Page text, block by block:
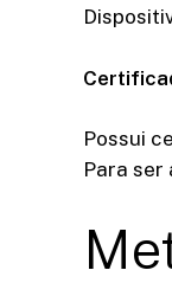
Possui
Para